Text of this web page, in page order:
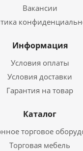
Вакансии
Информация
Условия оплаты
Условия доставки
Гарантия на товар
Каталог
торговое
Торговая мебель